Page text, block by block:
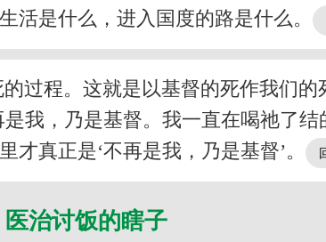
活是什么，进入国度的路是什么。
过程。这就是以基督的死作我们
我，乃是基督。我一直在喝祂了
真正是‘不再是我，乃是基督’。
医治讨饭的瞎子